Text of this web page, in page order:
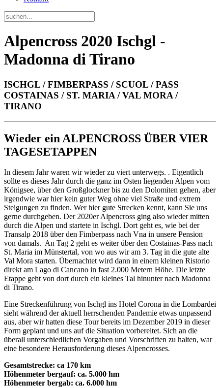
Alpencross 2020 Ischgl -
Madonna di Tirano
ISCHGL / FIMBERPASS / SCUOL / PASS
COSTAINAS / ST. MARIA / VAL MORA /
TIRANO
Wieder ein ALPENCROSS ÜBER VIER
TAGESETAPPEN
In diesem Jahr waren wir wieder zu viert unterwegs. . Eigentlich
sollte es dieses Jahr durch die ganz im Osten liegenden Alpen vom
Königsee, über den Großglockner bis zu den Dolomiten gehen, aber
irgendwie war hier kein guter Weg ohne viel Straße und extrem
Steigungen zu finden. Wer hier gute Strecken kennt, kann Sie uns
gerne durchgeben. Der 2020er Alpencross ging also wieder mitten
durch die Alpen und startete in Ischgl. Dort geht es, wie bei der
Transalp 2018 über den Fimberpass nach Vna in unsere Pension
von damals. An Tag 2 geht es weiter über den Costainas-Pass nach
St. Maria im Münstertal, von wo aus wir am 3. Tag in die gute alte
Val Mora starten. Übernachtet wird dann in einem kleinen Ristorio
direkt am Lago di Cancano in fast 2.000 Metern Höhe. Die letzte
Etappe geht von dort durch ein kleines Tal hinunter nach Madonna
di Tirano.
Eine Streckenführung von Ischgl ins Hotel Corona in die Lombardei
sieht während der aktuell herrschenden Pandemie etwas unpassend
aus, aber wir hatten diese Tour bereits im Dezember 2019 in dieser
Form geplant und uns auf die Situation vorbereitet. Sich an die
überall unterschiedlichen Vorgaben und Vorschriften zu halten, war
eine besondere Herausforderung dieses Alpencrosses.
Gesamtstrecke: ca 170 km
Höhenmeter bergauf: ca. 5.000 hm
Höhenmeter bergab: ca. 6.000 hm